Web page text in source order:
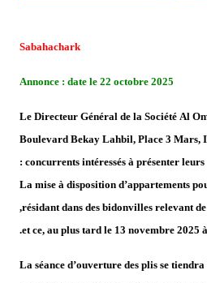
Sabahachark
Annonce : date le 22 octobre 2025
Le Directeur Général de la Société Al
Boulevard Bekay Lahbil, Place 3 Mars,
concurrents intéressés à présenter
La mise à disposition d’appartements
résidant dans des bidonvilles relevant
et ce, au plus tard le 13 novembre 2025
La séance d’ouverture des plis se